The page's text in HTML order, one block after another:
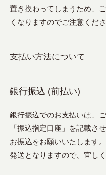
置き換わってしまうため、
くなりますのでご注意くださ
支払い方法について
銀行振込 (前払い)
銀行振込でのお支払いは、
「振込指定口座」を記載さ
お振込をお願いいたします
発送となりますので、宜し